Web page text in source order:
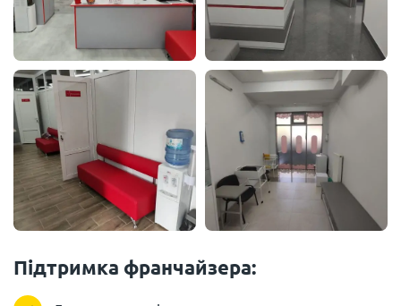
Підтримка франчайзера: